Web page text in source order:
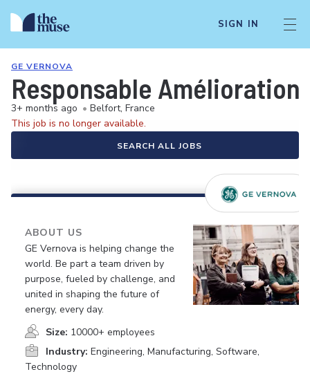
SIGN IN
GE VERNOVA
Responsable
3+ months ago • Belfort, France
This job is no longer available.
SEARCH ALL JOBS
ABOUT US
GE Vernova is helping change the
world. Be part a team driven by
purpose, fueled by challenge, and
united in shaping the future of
energy, every day.
Size: 10000+ employees
Industry: Engineering, Manufacturing, Software,
Technology